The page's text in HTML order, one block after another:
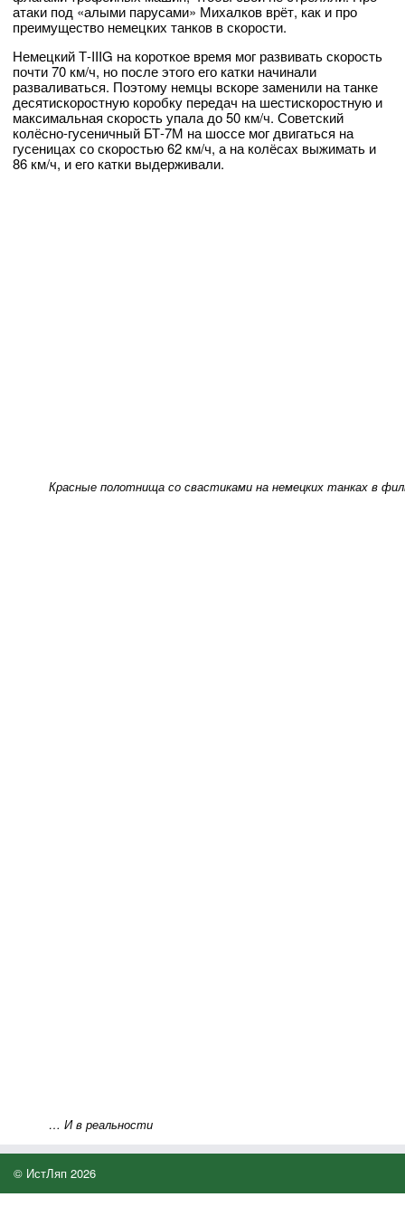
атаки под «алыми парусами» Михалков врёт, как и про
преимущество немецких танков в скорости.
Немецкий Т-IIIG на короткое время мог развивать скорость
почти 70 км/ч, но после этого его катки начинали
разваливаться. Поэтому немцы вскоре заменили на танке
десятискоростную коробку передач на шестискоростную и
максимальная скорость упала до 50 км/ч. Советский
колёсно-гусеничный БТ-7М на шоссе мог двигаться на
гусеницах со скоростью 62 км/ч, а на колёсах выжимать и
86 км/ч, и его катки выдерживали.
Красные полотнища со свастиками на немецких танках в
… И в реальности
© ИстЛяп 2026